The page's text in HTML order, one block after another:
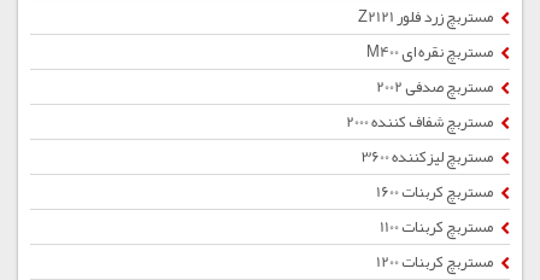
مستربچ زرد فلور Z2121
مستربچ نقره ای M400
مستربچ صدفی 2002
مستربچ شفاف کننده 2000
مستربچ لیزکننده 3600
مستربچ کربنات 1600
مستربچ کربنات 1100
مستربچ کربنات 1200